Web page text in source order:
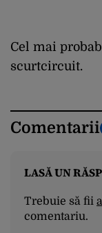
Cel mai
scurtcircuit.
Comentarii
LASĂ UN
Trebuie să fii
comentariu.